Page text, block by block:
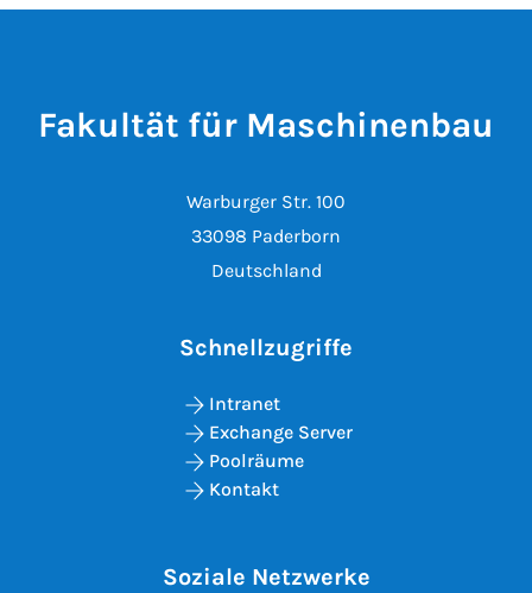
Fakultät für Maschinenbau
Warburger Str. 100
33098 Paderborn
Deutschland
Schnellzugriffe
Intranet
Exchange Server
Poolräume
Kontakt
Soziale Netzwerke